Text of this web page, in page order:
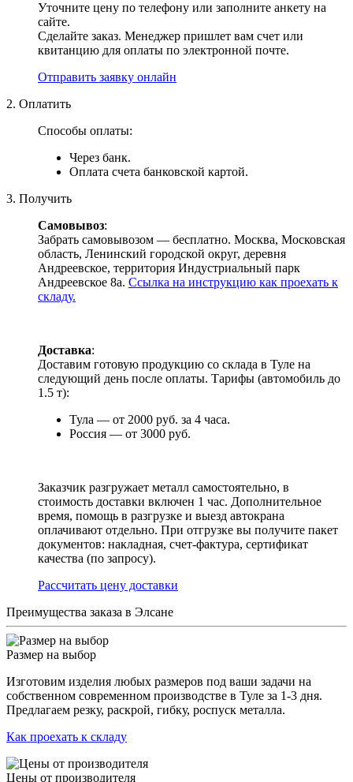
Уточните цену по телефону или заполните анкету на
сайте.
Сделайте заказ. Менеджер пришлет вам счет или
квитанцию для оплаты по электронной почте.
Отправить заявку онлайн
2. Оплатить
Способы оплаты:
Через банк.
Оплата счета банковской картой.
3. Получить
Самовывоз:
Забрать самовывозом — бесплатно. Москва, Московская
область, Ленинский городской округ, деревня
Андреевское, территория Индустриальный парк
Андреевское 8а. Ссылка на инструкцию как проехать к
складу.
Доставка:
Доставим готовую продукцию со склада в Туле на
следующий день после оплаты. Тарифы (автомобиль до
1.5 т):
Тула — от 2000 руб. за 4 часа.
Россия — от 3000 руб.
Заказчик разгружает металл самостоятельно, в
стоимость доставки включен 1 час. Дополнительное
время, помощь в разгрузке и выезд автокрана
оплачивают отдельно. При отгрузке вы получите пакет
документов: накладная, счет-фактура, сертификат
качества (по запросу).
Раcсчитать цену доставки
Преимущества заказа в Элсане
Размер на выбор
Изготовим изделия любых размеров под ваши задачи на
собственном современном производстве в Туле за 1-3 дня.
Предлагаем резку, раскрой, гибку, роспуск металла.
Как проехать к складу
Цены от производителя